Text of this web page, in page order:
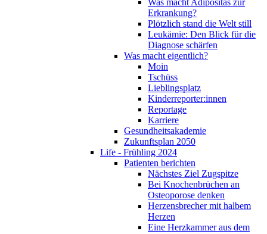
Was macht Adipositas zur
Erkrankung?
Plötzlich stand die Welt still
Leukämie: Den Blick für die
Diagnose schärfen
Was macht eigentlich?
Moin
Tschüss
Lieblingsplatz
Kinderreporter:innen
Reportage
Karriere
Gesundheitsakademie
Zukunftsplan 2050
Life - Frühling 2024
Patienten berichten
Nächstes Ziel Zugspitze
Bei Knochenbrüchen an
Osteoporose denken
Herzensbrecher mit halbem
Herzen
Eine Herzkammer aus dem